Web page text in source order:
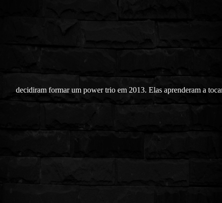
decidiram formar um power trio em 2013. Elas aprenderam a